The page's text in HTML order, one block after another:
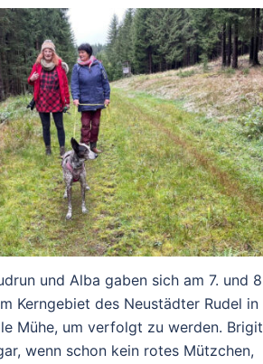
und Alba gaben sich am 7. und
Kerngebiet des Neustädter Rudel in
Mühe, um verfolgt zu werden.
wenn schon kein rotes Mützchen,